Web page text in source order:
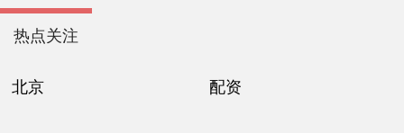
热点关注
北京 配资